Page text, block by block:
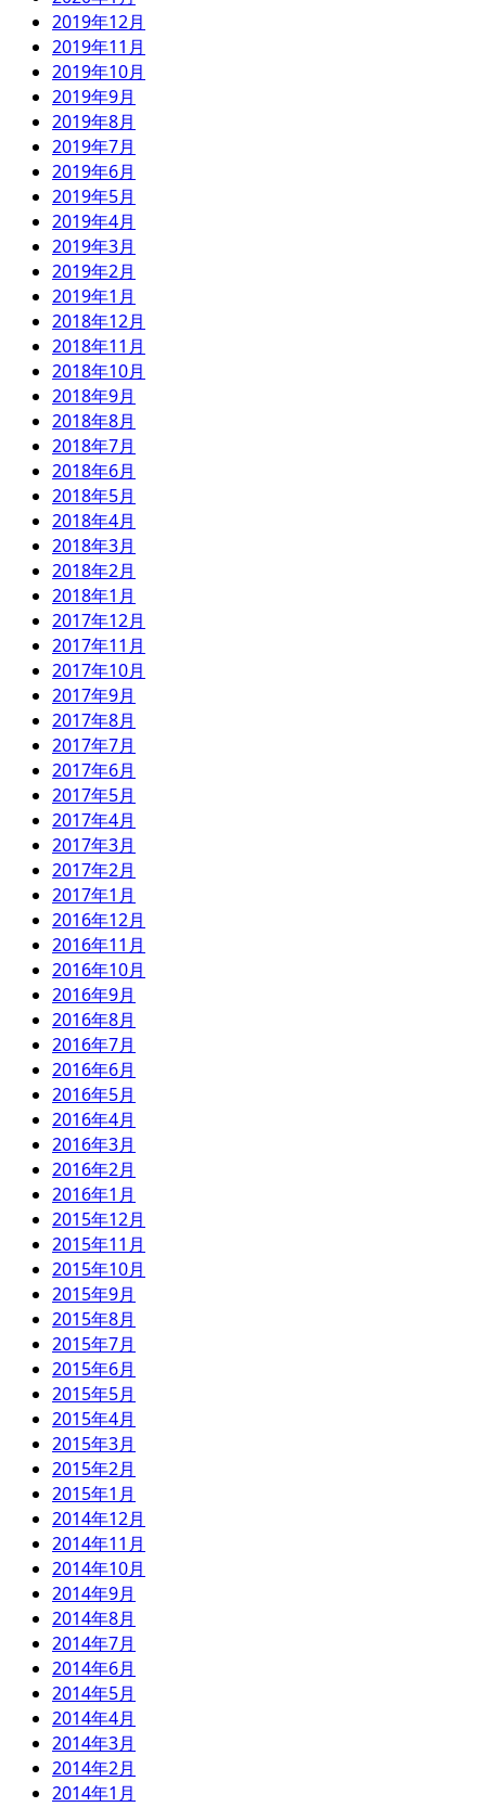
2019年12月
2019年11月
2019年10月
2019年9月
2019年8月
2019年7月
2019年6月
2019年5月
2019年4月
2019年3月
2019年2月
2019年1月
2018年12月
2018年11月
2018年10月
2018年9月
2018年8月
2018年7月
2018年6月
2018年5月
2018年4月
2018年3月
2018年2月
2018年1月
2017年12月
2017年11月
2017年10月
2017年9月
2017年8月
2017年7月
2017年6月
2017年5月
2017年4月
2017年3月
2017年2月
2017年1月
2016年12月
2016年11月
2016年10月
2016年9月
2016年8月
2016年7月
2016年6月
2016年5月
2016年4月
2016年3月
2016年2月
2016年1月
2015年12月
2015年11月
2015年10月
2015年9月
2015年8月
2015年7月
2015年6月
2015年5月
2015年4月
2015年3月
2015年2月
2015年1月
2014年12月
2014年11月
2014年10月
2014年9月
2014年8月
2014年7月
2014年6月
2014年5月
2014年4月
2014年3月
2014年2月
2014年1月